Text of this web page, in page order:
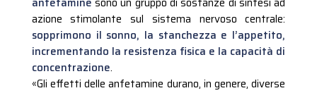
azione stimolante sul sistema nervoso centrale:
sopprimono il sonno, la stanchezza e l’appetito,
incrementando la resistenza fisica e la capacità di
concentrazione.
«Gli effetti delle anfetamine durano, in genere, diverse